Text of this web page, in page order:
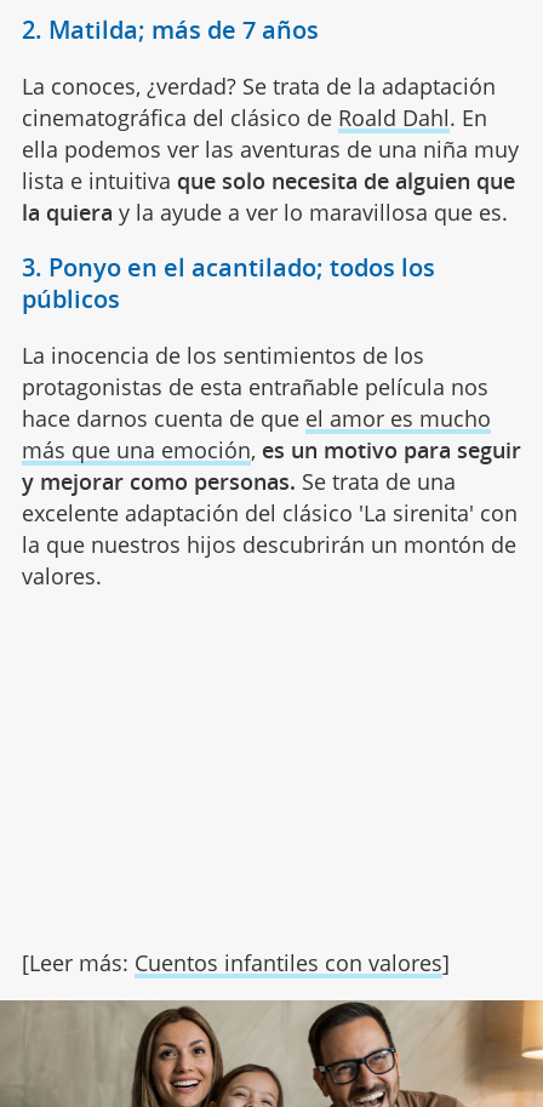
2. Matilda; más de 7 años
La conoces, ¿verdad? Se trata de la adaptación
cinematográfica del clásico de Roald Dahl. En
ella podemos ver las aventuras de una niña muy
lista e intuitiva que solo necesita de alguien que
la quiera y la ayude a ver lo maravillosa que es.
3. Ponyo en el acantilado; todos los
públicos
La inocencia de los sentimientos de los
protagonistas de esta entrañable película nos
hace darnos cuenta de que el amor es mucho
más que una emoción, es un motivo para seguir
y mejorar como personas. Se trata de una
excelente adaptación del clásico 'La sirenita' con
la que nuestros hijos descubrirán un montón de
valores.
[Leer más: Cuentos infantiles con valores]